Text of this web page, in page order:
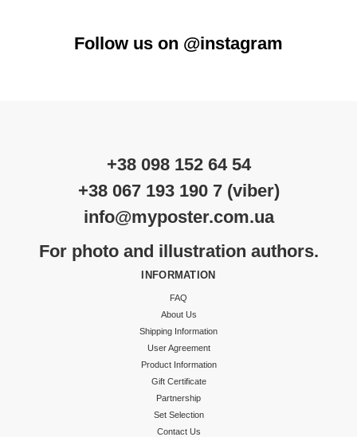
Follow us on @instagram
+38 098 152 64 54
+38 067 193 190 7 (viber)
info@myposter.com.ua
For photo and illustration authors.
INFORMATION
FAQ
About Us
Shipping Information
User Agreement
Product Information
Gift Certificate
Partnership
Set Selection
Contact Us